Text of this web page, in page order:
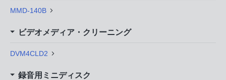
MMD-140B
ビデオメディア・クリーニング
DVM4CLD2
録音用ミニディスク